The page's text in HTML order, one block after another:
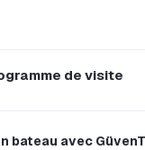
de visite
bateau avec